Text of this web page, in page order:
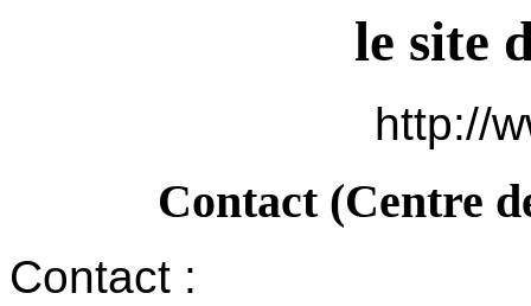
le site
http://
Contact (Centre
Contact :